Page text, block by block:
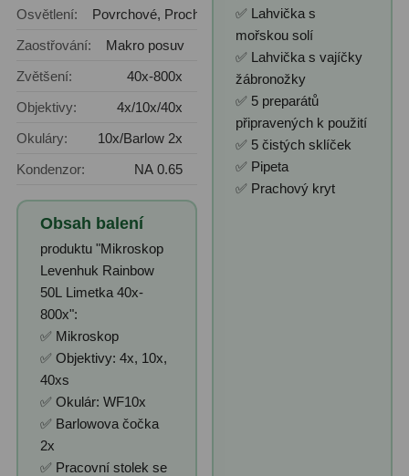
Osvětlení:
Povrchové, Procházející
Zaostřování:
Makro posuv
Zvětšení:
40x-800x
Objektivy:
4x/10x/40x
Okuláry:
10x/Barlow 2x
Kondenzor:
NA 0.65
Obsah balení
produktu "Mikroskop
Levenhuk Rainbow
50L Limetka 40x-
800x":
✅ Mikroskop
✅ Objektivy: 4x, 10x,
40xs
✅ Okulár: WF10x
✅ Barlowova čočka
2x
✅ Pracovní stolek se
✅ Lahvička s
mořskou solí
✅ Lahvička s vajíčky
žábronožky
✅ 5 preparátů
připravených k použití
✅ 5 čistých sklíček
✅ Pipeta
✅ Prachový kryt